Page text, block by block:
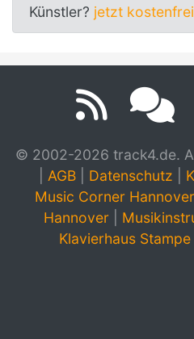
Künstler? jetzt
© 2002-2026 track4.de.
AGB Datenschutz
Music Corner Hannover
Hannover
Klavierhaus